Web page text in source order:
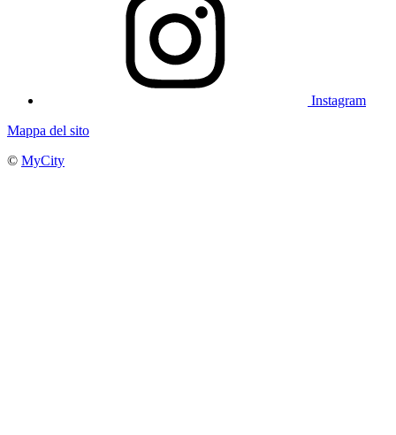
Instagram
Mappa del sito
© MyCity